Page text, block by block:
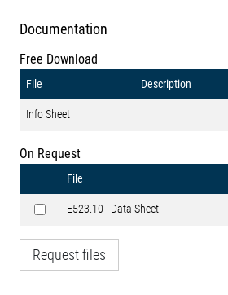
Documentation
Free Download
File Description
Info Sheet
On Request
File
E523.10 | Data Sheet
Request files